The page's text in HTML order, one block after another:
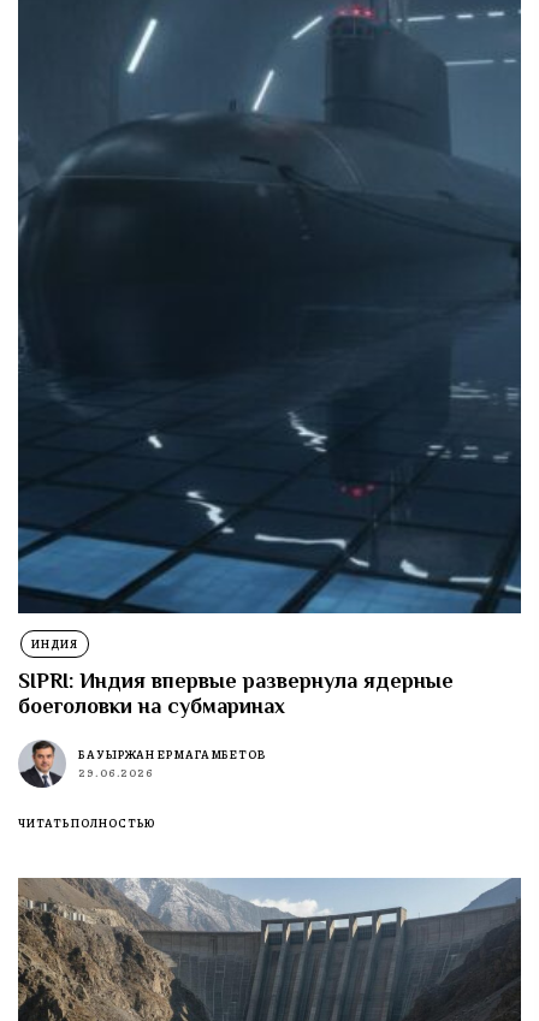
ИНДИЯ
SIPRI: Индия впервые развернула ядерные
боеголовки на субмаринах
БАУЫРЖАН ЕРМАГАМБЕТОВ
29.06.2026
ЧИТАТЬ ПОЛНОСТЬЮ